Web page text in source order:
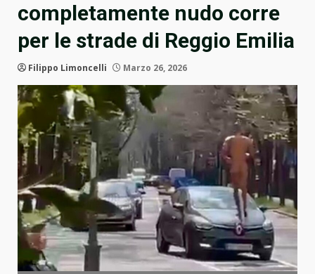
completamente nudo corre
per le strade di Reggio Emilia
Filippo Limoncelli Marzo 26, 2026